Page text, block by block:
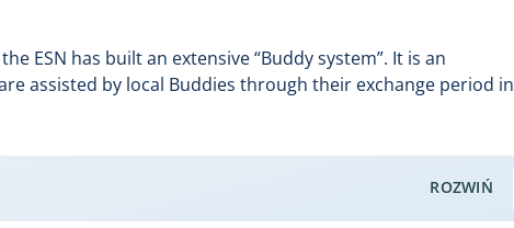
ESN has built an extensive “Buddy system”. It is an
assisted by local Buddies through their exchange period in